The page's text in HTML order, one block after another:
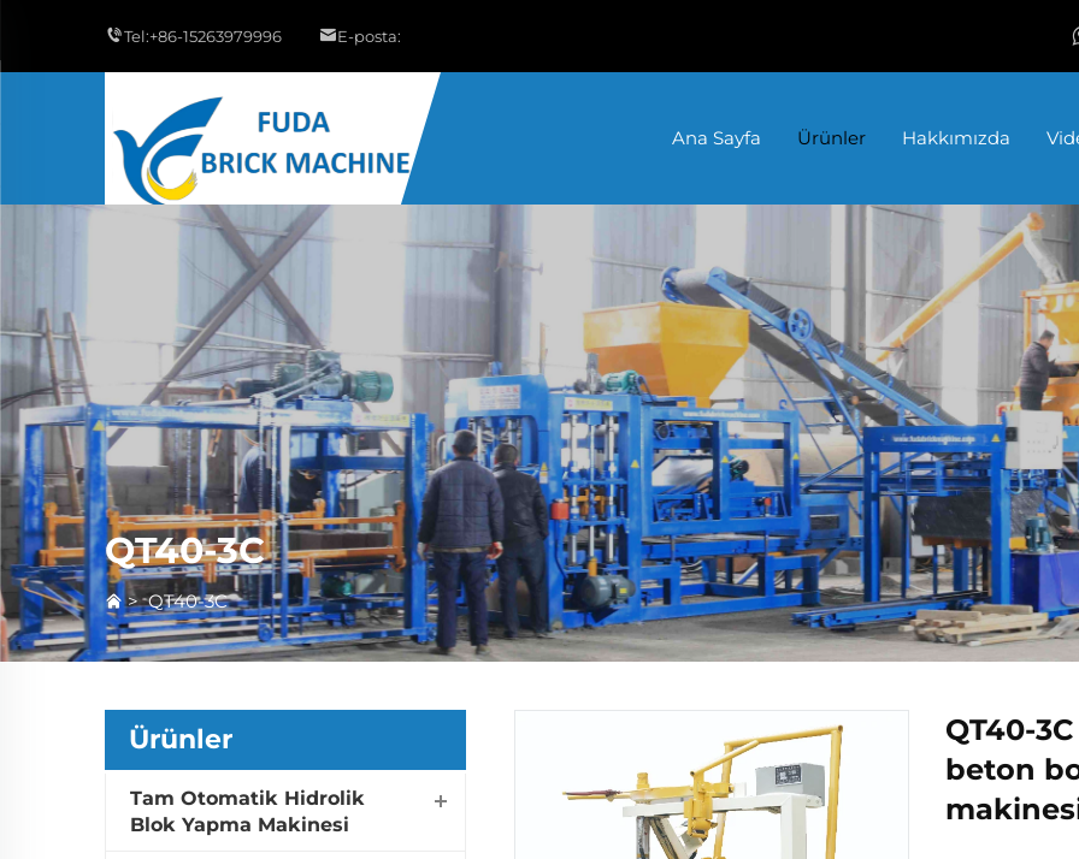
Tel:+86-15263979996 E-posta:
Ana Sayfa Ürünler Hakkımızda
QT40-3C
>QT40-3C
Ürünler
Tam Otomatik Hidrolik
Blok Yapma Makinesi
QT40-
beton